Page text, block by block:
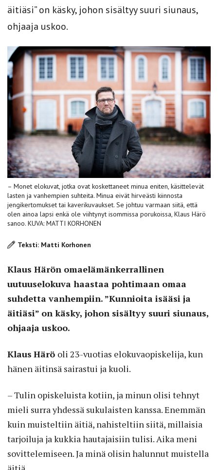
äitiäsi” on käsky, johon sisältyy suuri siunaus,
ohjaaja uskoo.
– Monet elokuvat, jotka ovat koskettaneet minua eniten, käsittelevät
lasten ja vanhempien suhteita. Minua eivät hirveästi kiinnosta
jengikertomukset tai kaverikuvaukset. Se johtuu varmaan siitä, että
olen ainoa lapsi enkä ole viihtynyt isommissa porukoissa, Klaus Härö
sanoo. KUVA: MATTI KORHONEN
Teksti: Matti Korhonen
Klaus Härön omaelämänkerrallinen
uutuuselokuva haastaa pohtimaan omaa
suhdetta vanhempiin. ”Kunnioita isääsi ja
äitiäsi” on käsky, johon sisältyy suuri siunaus,
ohjaaja uskoo.
Klaus Härö oli 23-vuotias elokuvaopiskelija, kun
hänen äitinsä sairastui ja kuoli.
– Tulin opiskeluista kotiin, ja minun olisi tehnyt
mieli surra yhdessä sukulaisten kanssa. Enemmän
kuin muisteltiin äitiä, nahisteltiin siitä, millaisia
tarjoiluja ja kukkia hautajaisiin tulisi. Aika meni
sovittelemiseen. Ja minä olisin halunnut muistella